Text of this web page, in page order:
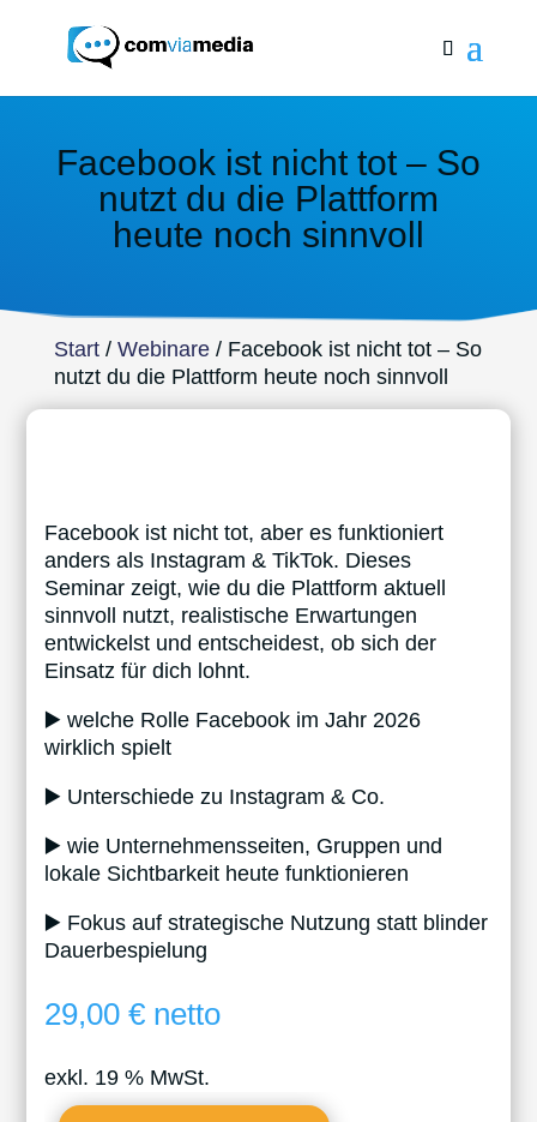
Facebook ist nicht tot – So
nutzt du die Plattform
heute noch sinnvoll
Start/ Webinare/ Facebook ist nicht tot – So
nutzt du die Plattform heute noch sinnvoll
Facebook ist nicht tot, aber es funktioniert
anders als Instagram & TikTok. Dieses
Seminar zeigt, wie du die Plattform aktuell
sinnvoll nutzt, realistische Erwartungen
entwickelst und entscheidest, ob sich der
Einsatz für dich lohnt.
▶️ welche Rolle Facebook im Jahr 2026
wirklich spielt
▶️ Unterschiede zu Instagram & Co.
▶️ wie Unternehmensseiten, Gruppen und
lokale Sichtbarkeit heute funktionieren
▶️ Fokus auf strategische Nutzung statt blinder
Dauerbespielung
29,00€ netto
exkl. 19 % MwSt.